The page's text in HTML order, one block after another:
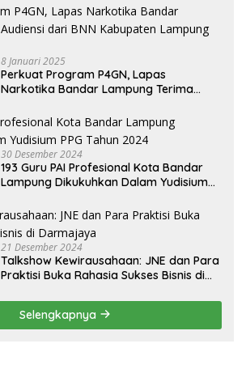
8 Januari 2025
Perkuat Program P4GN, Lapas
Narkotika Bandar Lampung Terima
Selatan
30 Desember 2024
193 Guru PAI Profesional Kota Bandar
Lampung Dikukuhkan Dalam Yudisium
21 Desember 2024
Talkshow Kewirausahaan: JNE dan Para
Praktisi Buka Rahasia Sukses Bisnis di
Selengkapnya